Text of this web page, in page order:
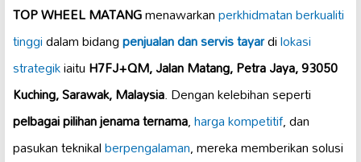
TOP WHEEL MATANGmenawarkanperkhidmatan berkualiti
tinggidalam bidangpenjualan dan servistayardilokasi
strategikiaituH7FJ+QM, Jalan Matang, Petra Jaya, 93050
Kuching, Sarawak, Malaysia. Dengan kelebihan seperti
pelbagai pilihan jenama ternama,harga kompetitif, dan
pasukan teknikalberpengalaman, mereka memberikan solusi